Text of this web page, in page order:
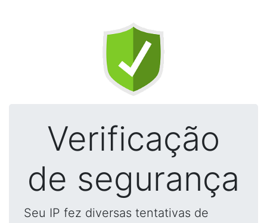
Verificação
de segurança
Seu IP fez diversas tentativas de